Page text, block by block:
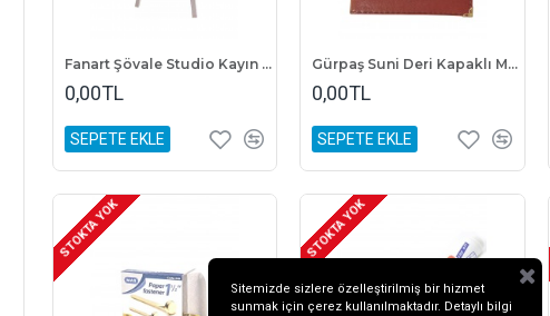
Fanart Şövale Studio Kayın 174x61 cm Demonte
0,00TL
SEPETE EKLE
Gürpaş Suni Deri Kapaklı Modelist Defteri 17X24 Çizgili Kahverengi
0,00TL
SEPETE EKLE
STOKTA YOK STOKTA YOK
Sitemizde sizlere özelleştirilmiş bir hizmet
sunmak için çerez kullanılmaktadır. Detaylı bilgi